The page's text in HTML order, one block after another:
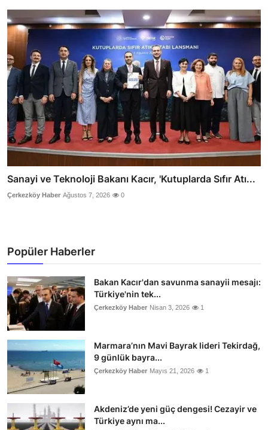
Sanayi ve Teknoloji Bakanı Kacır, 'Kutuplarda Sıfır Atı...
Çerkezköy Haber Ağustos 7, 2026 0
Popüler Haberler
Bakan Kacır'dan savunma sanayii mesajı:
Türkiye'nin tek...
Çerkezköy Haber Nisan 3, 2026 1
Marmara’nın Mavi Bayrak lideri Tekirdağ,
9 günlük bayra...
Çerkezköy Haber Mayıs 21, 2026 1
Akdeniz’de yeni güç dengesi! Cezayir ve
Türkiye aynı ma...